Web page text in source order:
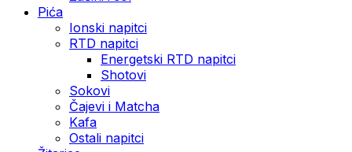
Pića
Ionski napitci
RTD napitci
Energetski RTD napitci
Shotovi
Sokovi
Čajevi i Matcha
Kafa
Ostali napitci